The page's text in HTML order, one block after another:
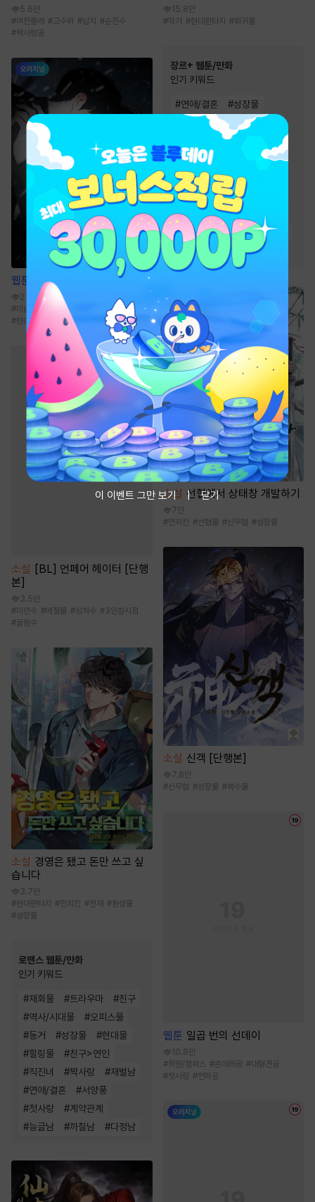
5.6만
#여친몰래 #고수위 #납치 #순진수
#짝사랑공
웹툰 나쁜 친구
239만
#미남공 다정공
학원/캠퍼스
#현대물
소설
[BL] 언페어 헤이터 [단행
본]
3.5만
#미인수 #애절물 #상처수 #3인칭시점
#굴림수
소설 경영은 됐고 돈만 쓰고 싶
습니다
3.7만
#현대판타지 #먼치킨 #천재 # 환생물
#성장물
로맨스 웹툰/만화
인기 키워드
#재회물 #트라우마 #친구
#역사/시대물 #오피스물
#동거 #성장물 #현대물
#힐링물 #친구>연인
#직진녀 #짝사랑 #재벌남
#연애/결혼 #서양풍
#첫사랑 #계약관계
#능글남 #까칠남 #다정남
15.8만
#작가 #현대판타지 #회귀물
장르+ 웹툰/만화
인기 키워드
#연애/결혼 #성장물
#음식 #초능력
친구
#인외존재
#다정남 #환생물
#소설원작 #역사/시대물
#오피스물 #동양풍
#이세계물 #힐링물 #복수
#우정
소설 선협에서 상태창 개발하기
7만
#먼치킨 #선협물 #신무협 #성장물
소설 신객 [단행본]
7.8만
#신무협 #성장물 #복수물
웹툰 일곱 번의 선데이
10.8만
#학원/캠퍼스 #츤데레공 #대형견공
#첫사랑 #연하공
이 이벤트 그만 보기 닫기